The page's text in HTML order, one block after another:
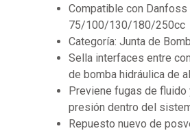
Compatible con
75/100/130/180/250cc
Categoría: Junta de
Sella interfaces entre
de bomba hidráulica de
Previene fugas de fluido
presión dentro del
Repuesto nuevo de